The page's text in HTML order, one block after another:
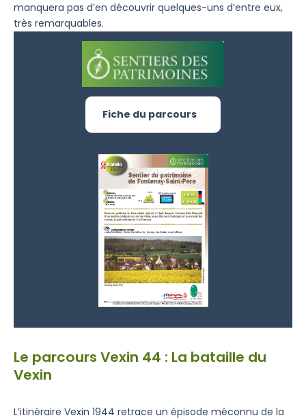
manquera pas d’en découvrir quelques-uns d’entre eux,
très remarquables.
Fiche du parcours
Le parcours Vexin 44 : La bataille du
Vexin
L’itinéraire Vexin 1944 retrace un épisode méconnu de la